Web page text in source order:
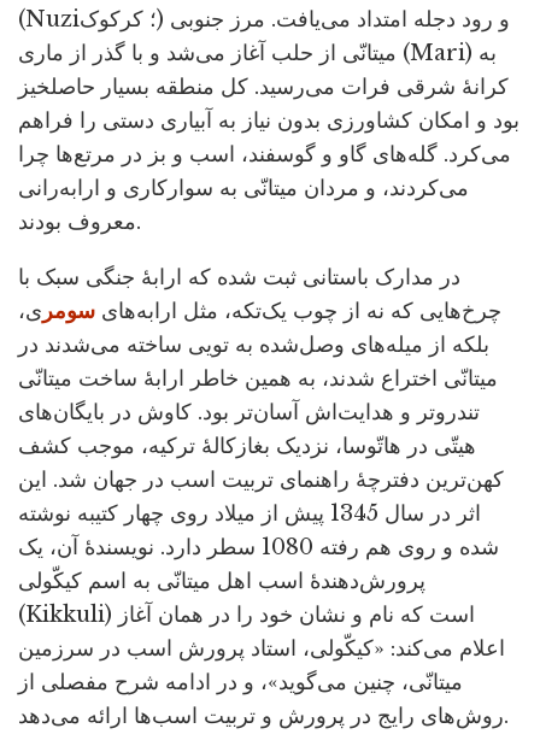
(Nuzi؛ کرکوک) و رود دجله امتداد می‌یافت. مرز جنوبی
میتانّی از حلب آغاز می‌شد و با گذر از ماری (Mari) به
کرانۀ شرقی فرات می‌رسید. کل منطقه بسیار حاصلخیز
بود و امکان کشاورزی بدون نیاز به آبیاری دستی را فراهم
می‌کرد. گله‌های گاو و گوسفند، اسب و بز در مرتع‌ها چرا
می‌کردند، و مردان میتانّی به سوارکاری و ارابه‌رانی
معروف بودند.
در مدارک باستانی ثبت شده که ارابۀ جنگی سبک با
چرخ‌هایی که نه از چوب یک‌تکه، مثل ارابه‌های سومر ی،
بلکه از میله‌های وصل‌شده به تویی ساخته می‌شدند در
میتانّی اختراع شدند، به همین خاطر ارابۀ ساخت میتانّی
تندروتر و هدایت‌اش آسان‌تر بود. کاوش در بایگان‌های
هیتّی در هاتّوسا، نزدیک بغازکالۀ ترکیه، موجب کشف
کهن‌ترین دفترچۀ راهنمای تربیت اسب در جهان شد. این
اثر در سال 1345 پیش از میلاد روی چهار کتیبه نوشته
شده و روی هم رفته 1080 سطر دارد. نویسندۀ آن، یک
پرورش‌دهندۀ اسب اهل میتانّی به اسم کیکّولی
(Kikkuli) است که نام و نشان خود را در همان آغاز
اعلام می‌کند: «کیکّولی، استاد پرورش اسب در سرزمین
میتانّی، چنین می‌گوید»، و در ادامه شرح مفصلی از
روش‌های رایج در پرورش و تربیت اسب‌ها ارائه می‌دهد.